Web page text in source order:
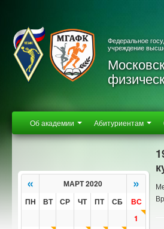
Федеральное
учреждение
Об академии Абитуриентам
« МАРТ 2020 »
ПН ВТ СР ЧТ ПТ СБ
ВС
1